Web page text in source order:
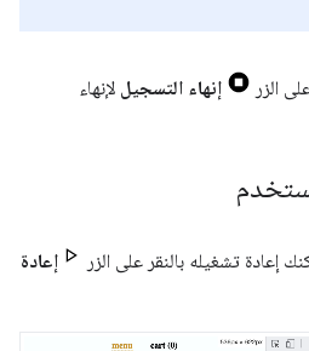
الزر إنهاء التسجيل لإنهاء
تشغيله بالنقر على الزر
إعادة